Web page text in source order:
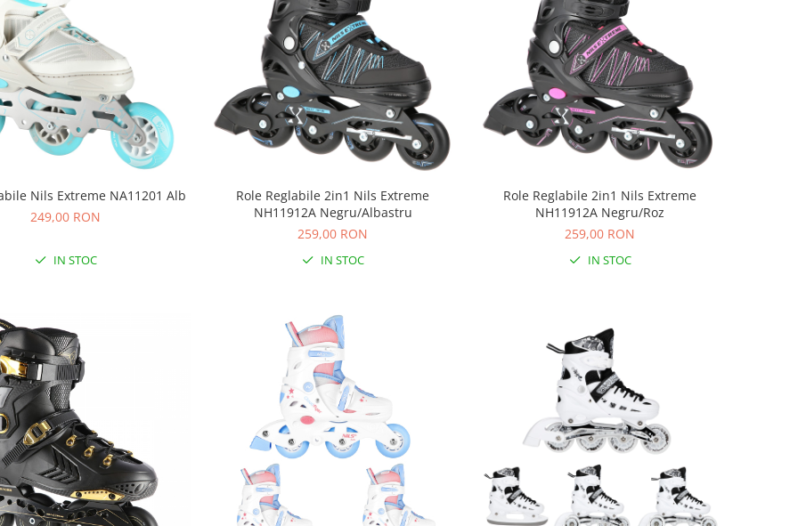
Nils Extreme NA11201 Alb
249,00 RON
IN STOC
Role Reglabile 2in1 Nils Extreme
NH11912A Negru/Albastru
259,00 RON
IN STOC
Role Reglabile 2in1 Nils Extreme
NH11912A Negru/Roz
259,00 RON
IN STOC